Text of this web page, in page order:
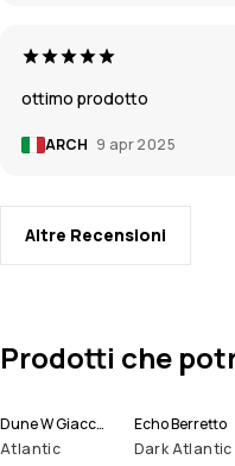
ottimo prodotto
ARCH 9 apr 2025
Altre Recensioni
Prodotti che
Dune W Giacca Sci Donna
Atlantic
Echo Berretto
Dark Atlantic